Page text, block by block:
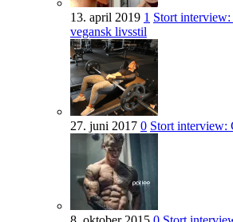
13. april 2019 1 Stort
vegansk livsstil
27. juni 2017 0 Stort interview: